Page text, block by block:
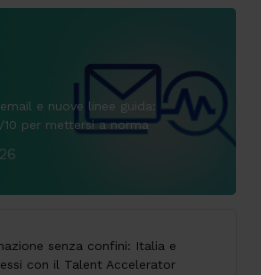
e nuove linee guida:
per mettersi a norma
senza confini: Italia e
con il Talent Accelerator